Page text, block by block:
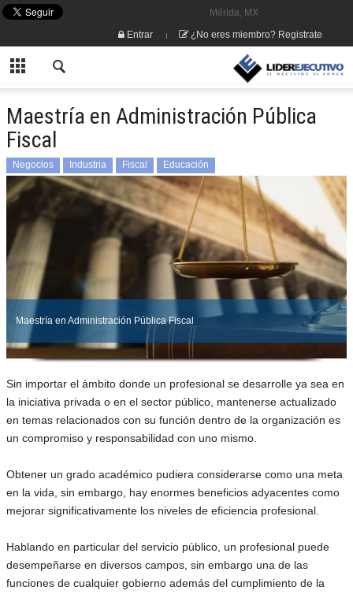
Mérida, MX
Entrar
¿No eres miembro? Registrate
Maestría en Administración Pública
Fiscal
Negocios Industria Fiscal Educación
Maestría en Administración Pública Fiscal
Sin importar el ámbito donde un profesional se desarrolle ya sea en
la iniciativa privada o en el sector público, mantenerse actualizado
en temas relacionados con su función dentro de la organización es
un compromiso y responsabilidad con uno mismo.
Obtener un grado académico pudiera considerarse como una meta
en la vida, sin embargo, hay enormes beneficios adyacentes como
mejorar significativamente los niveles de eficiencia profesional.
Hablando en particular del servicio público, un profesional puede
desempeñarse en diversos campos, sin embargo una de las
funciones de cualquier gobierno además del cumplimiento de la